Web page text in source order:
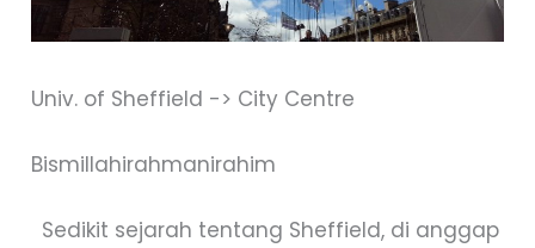
Univ. of Sheffield -> City Centre
Bismillahirahmanirahim
Sedikit sejarah tentang Sheffield, di anggap